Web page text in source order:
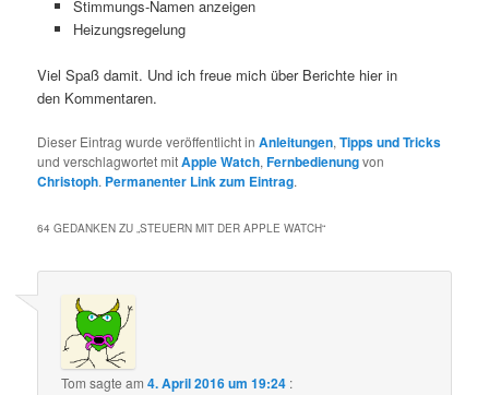
Stimmungs-Namen anzeigen
Heizungsregelung
Viel Spaß damit. Und ich freue mich über Berichte hier in
den Kommentaren.
Dieser Eintrag wurde veröffentlicht inAnleitungen,Tipps und Tricks
und verschlagwortet mitApple Watch,Fernbedienungvon
Christoph. Permanenter Link zum Eintrag.
64 GEDANKEN ZU „STEUERN MIT DER APPLE WATCH“
Tom sagte am4. April 2016 um 19:24 :